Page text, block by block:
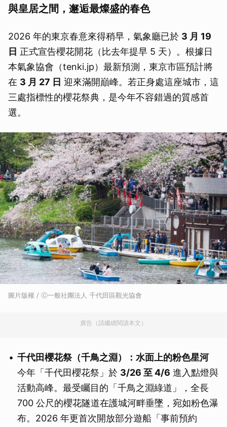
與皇居之間，邂逅最燦盛的春色
2026 年的東京春意來得稍早，氣象廳已於 3 月 19
日 正式宣告櫻花開花（比去年提早 5 天）。根據日
本氣象協會（tenki.jp）最新預測，東京市區預計將
在 3 月 27 日 迎來滿開巔峰。若正身處這座城市，這
三處指標性的櫻花祭典，是今年不容錯過的質感首
選。
圖片版權 / ⓒ一般社團法人 千代田區觀光協會
廣告（請繼續閱讀本文）
千代田櫻花祭（千鳥之淵）：水面上的粉色星河
今年「千代田櫻花祭」於 3/26 至 4/6 進入點燈與
活動高峰。最受矚目的「千鳥之淵綠道」，全長
700 公尺的櫻花隧道在護城河畔垂墜，宛如粉色瀑
布。2026 年更首次開放部分遊船「事前預約